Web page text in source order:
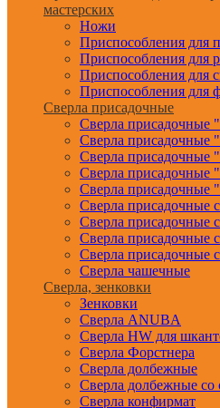
мастерских
Ножи
Приспособления для
Приспособления для
Приспособления для
Приспособления для
Сверла присадочные
Сверла присадочные
Сверла присадочные
Сверла присадочные
Сверла присадочные
Сверла присадочные
Сверла присадочные
Сверла присадочные
Сверла присадочные
Сверла присадочные
Сверла чашечные
Сверла, зенковки
Зенковки
Сверла ANUBA
Сверла HW для
Сверла Форстнера
Сверла долбежные
Сверла долбежные со
Сверла конфирмат